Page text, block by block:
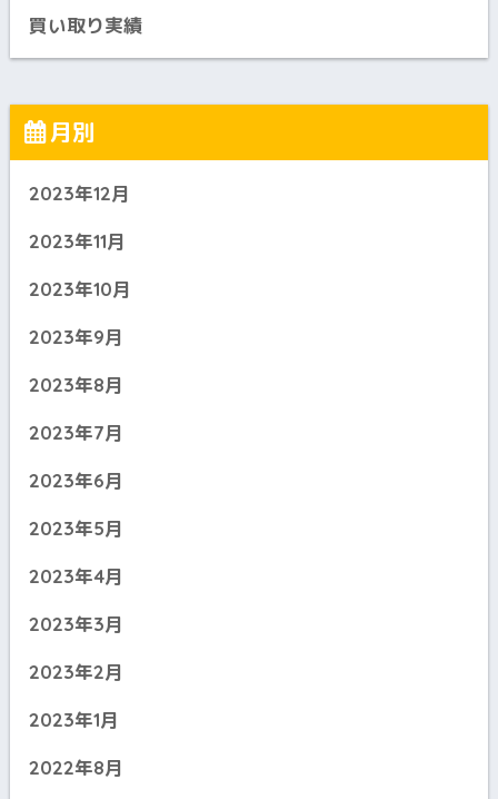
買い取り実績
月別
2023年12月
2023年11月
2023年10月
2023年9月
2023年8月
2023年7月
2023年6月
2023年5月
2023年4月
2023年3月
2023年2月
2023年1月
2022年8月